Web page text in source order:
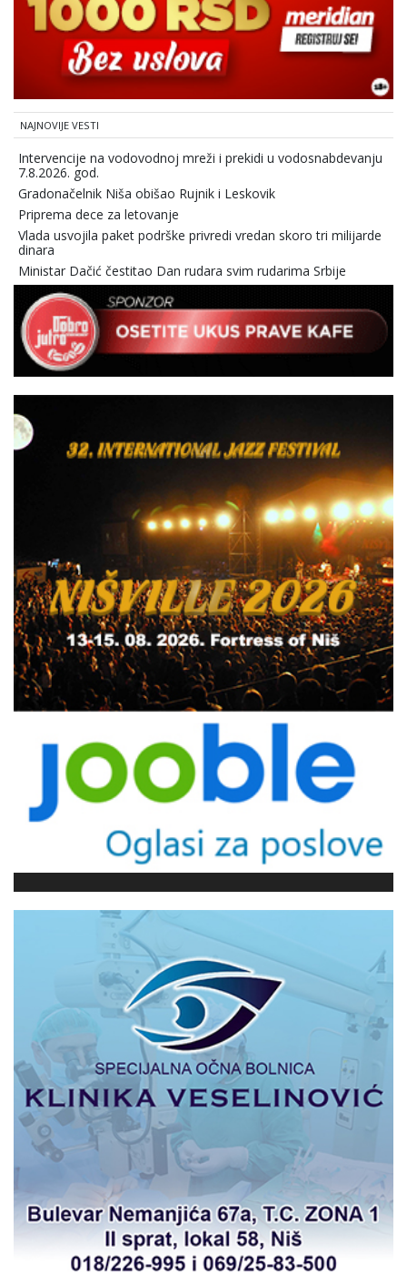
NAJNOVIJE VESTI
Intervencije na vodovodnoj mreži i prekidi u vodosnabdevanju
7.8.2026. god.
Gradonačelnik Niša obišao Rujnik i Leskovik
Priprema dece za letovanje
Vlada usvojila paket podrške privredi vredan skoro tri milijarde
dinara
Ministar Dačić čestitao Dan rudara svim rudarima Srbije